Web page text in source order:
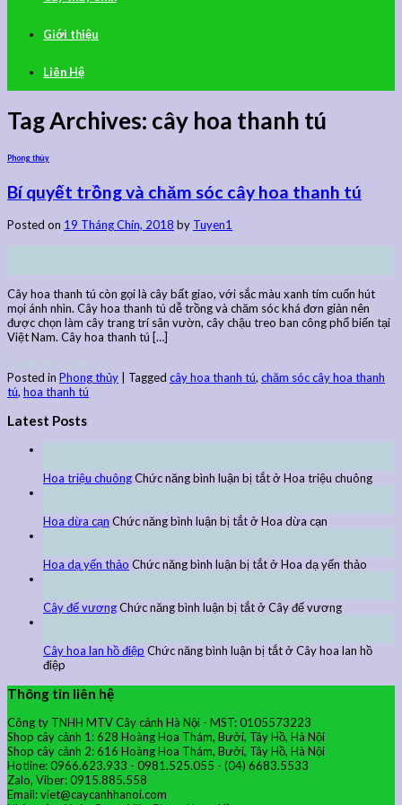
Giới thiệu
Liên Hệ
Tag Archives: cây hoa thanh tú
Phong thủy
Bí quyết trồng và chăm sóc cây hoa thanh tú
Posted on 19 Tháng Chín, 2018 by Tuyen1
Cây hoa thanh tú còn gọi là cây bất giao, với sắc màu xanh tím cuốn hút
mọi ánh nhìn. Cây hoa thanh tú dễ trồng và chăm sóc khá đơn giản nên
được chọn làm cây trang trí sân vườn, cây chậu treo ban công phổ biến tại
Việt Nam. Cây hoa thanh tú […]
Posted in Phong thủy | Tagged cây hoa thanh tú, chăm sóc cây hoa thanh
tú, hoa thanh tú
Latest Posts
Hoa triệu chuôngChức năng bình luận bị tắtở Hoa triệu chuông
Hoa dừa cạn Chức năng bình luận bị tắtở Hoa dừa cạn
Hoa dạ yến thảo Chức năng bình luận bị tắtở Hoa dạ yến thảo
Cây đế vươngChức năng bình luận bị tắtở Cây đế vương
Cây hoa lan hồ điệp Chức năng bình luận bị tắtở Cây hoa lan hồ
điệp
Thông tin liên hệ
Công ty TNHH MTV Cây cảnh Hà Nội - MST: 0105573223
Shop cây cảnh 1: 628 Hoàng Hoa Thám, Bưởi, Tây Hồ, Hà Nội
Shop cây cảnh 2: 616 Hoàng Hoa Thám, Bưởi, Tây Hồ, Hà Nội
Hotline: 0966.623.933 - 0981.525.055 - (04) 6683.5533
Zalo, Viber: 0915.885.558
Email: viet@caycanhhanoi.com